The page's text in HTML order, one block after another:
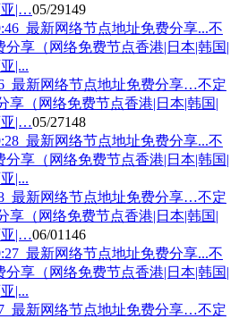
亚|…05/29149
最新网络节点地址免费分享…不定
（网络免费节点香港|日本|韩国|
亚|…05/27148
最新网络节点地址免费分享…不定
（网络免费节点香港|日本|韩国|
亚|…06/01 146
最新网络节点地址免费分享…不定